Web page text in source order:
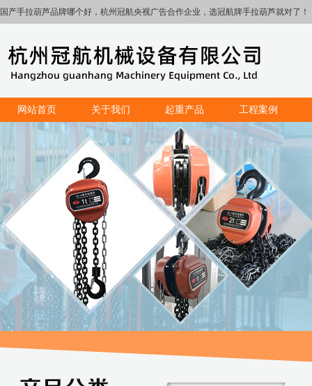
国产手拉葫芦品牌哪个好，杭州冠航央视广告合作企业，选冠航牌手拉葫芦就对了！
网站首页 关于我们 起重产品 工程案例